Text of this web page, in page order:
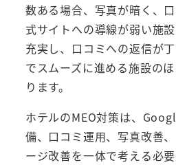
数ある場合、写真が暗く、
式サイトへの導線が弱い施
充実し、口コミへの返信が
でスムーズに進める施設の
ります。
ホテルのMEO対策は、
備、口コミ運用、写真改善
ージ改善を一体で考える必要